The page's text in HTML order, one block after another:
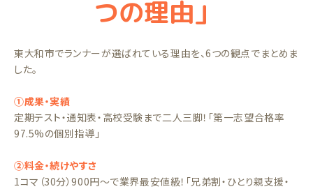
つの理由」
東大和市でランナーが選ばれている理由を、6つの観点でまとめま
した。
①成果・実績
定期テスト・通知表・高校受験まで二人三脚！「第一志望合格率
97.5%の個別指導」
②料金・続けやすさ
1コマ（30分）900円〜で業界最安値級！「兄弟割・ひとり親支援・